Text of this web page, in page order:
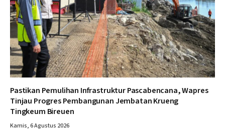
Pastikan Pemulihan Infrastruktur Pascabencana, Wapres
Tinjau Progres Pembangunan Jembatan Krueng
Tingkeum Bireuen
Kamis, 6 Agustus 2026